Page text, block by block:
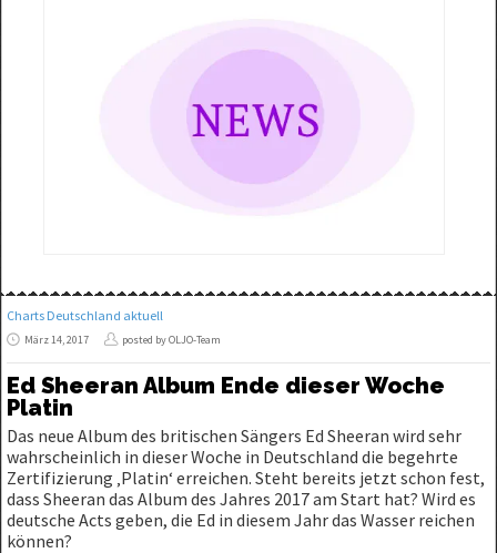
Charts Deutschland aktuell
März 14, 2017 posted by OLJO-Team
Ed Sheeran Album Ende dieser Woche
Platin
Das neue Album des britischen Sängers Ed Sheeran wird sehr
wahrscheinlich in dieser Woche in Deutschland die begehrte
Zertifizierung ‚Platin‘ erreichen. Steht bereits jetzt schon fest,
dass Sheeran das Album des Jahres 2017 am Start hat? Wird es
deutsche Acts geben, die Ed in diesem Jahr das Wasser reichen
können?